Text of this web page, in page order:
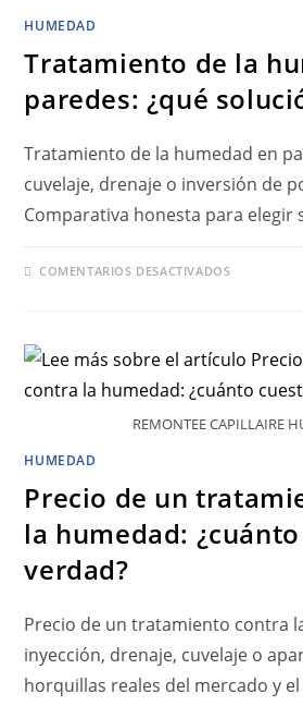
HUMEDAD
Tratamiento de la
paredes: ¿qué
Tratamiento de la humedad en
cuvelaje, drenaje o inversión de
Comparativa honesta para elegir
COMENTARIOS DESACTIVADOS
REMONTEE CAPILLAIRE
HUMEDAD
Precio de un
la humedad:
verdad?
Precio de un tratamiento contra
inyección, drenaje, cuvelaje o
horquillas reales del mercado y